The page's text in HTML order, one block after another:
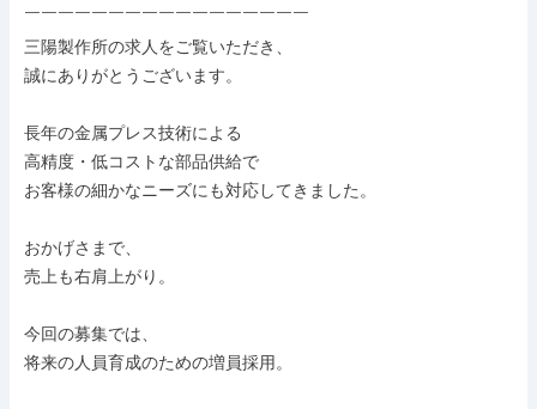
￣￣￣￣￣￣￣￣￣￣￣￣￣￣￣￣￣
三陽製作所の求人をご覧いただき、
誠にありがとうございます。
長年の金属プレス技術による
高精度・低コストな部品供給で
お客様の細かなニーズにも対応してきました。
おかげさまで、
売上も右肩上がり。
今回の募集では、
将来の人員育成のための増員採用。